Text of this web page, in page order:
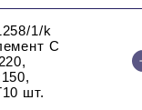
1/k
C
шт.